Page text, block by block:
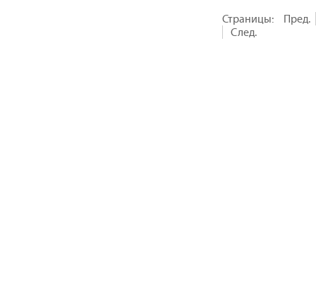
Страницы:
Пред.
След.